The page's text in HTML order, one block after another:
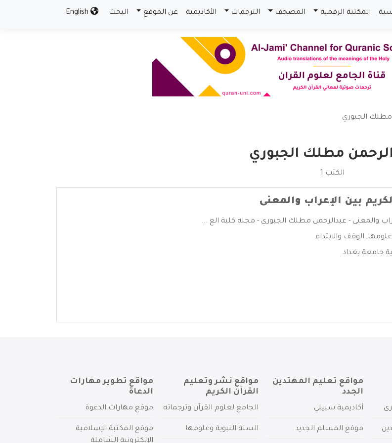
المكتبة الرقمية المصحف الترجمات الأكاديمية عن الموقع البحث
مطلك الجبوري
مطلك الجبوري
الكتب 1
بين الإعراب والمعنى
والمعنى - عبدالرحمن مطلك الجبوري - مجلة كلية الع ...
, الوقف والابتداء
جامعة بغداد
مواقع تعليم المهتدين
الجدد
أكاديمية سبيلي
موقع المسلم الجديد
مواقع نشر وتعليم
القرآن الكريم
الجامع لعلوم القرآن وترجماته
السنة النبوية وعلومها
مواقع تطوير مهارات
الدعاة
موقع مهارات الدعوة
موقع المكتبة الإسلامية
الإلكترونية الشاملة